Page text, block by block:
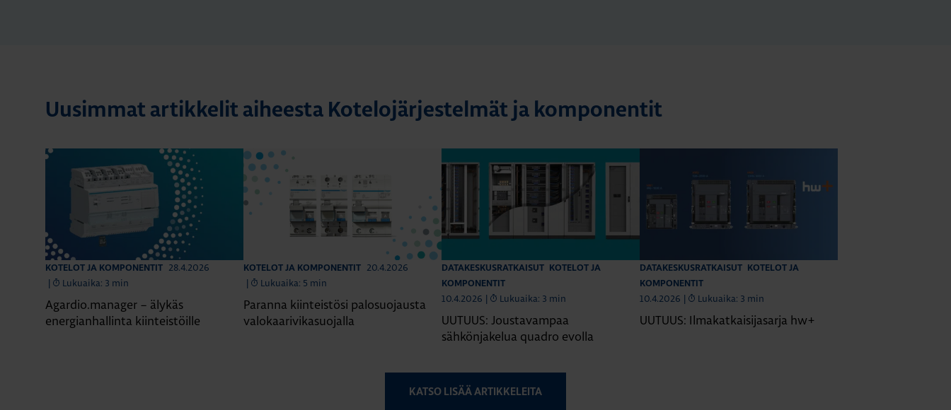
Uusimmat artikkelit aiheesta Kotelojärjestelmät ja komponentit
KOTELOT JA KOMPONENTIT
28.4.2026
|
Lukuaika: 3 min
Agardio.manager – älykäs
energianhallinta kiinteistöille
KOTELOT JA KOMPONENTIT
20.4.2026
|
Lukuaika: 5 min
Paranna kiinteistösi palosuojausta
valokaarivikasuojalla
DATAKESKUSRATKAISUT
KOTELOT JA
KOMPONENTIT
10.4.2026 | Lukuaika: 3 min
UUTUUS: Joustavampaa
sähkönjakelua quadro evolla
DATAKESKUSRATKAISUT
KOTELOT JA
KOMPONENTIT
10.4.2026 | Lukuaika: 3 min
UUTUUS: Ilmakatkaisijasarja hw+
KATSO LISÄÄ ARTIKKELEITA